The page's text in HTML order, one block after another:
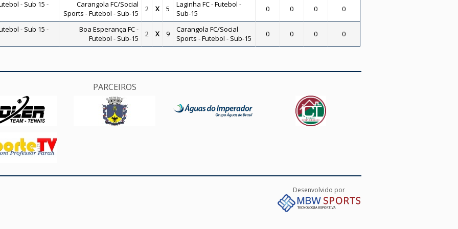
- Sub 15 -
Carangola FC/Social
Sports - Futebol - Sub-15
2 X 5
Laginha FC - Futebol -
Sub-15
0 0 0 0
- Sub 15 -
Boa Esperança FC -
Futebol - Sub-15
2 X 9
Carangola FC/Social
Sports - Futebol - Sub-15
0 0 0 0
PARCEIROS
Desenvolvido por